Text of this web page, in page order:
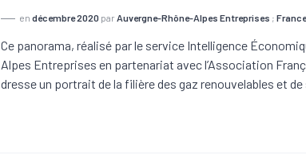
endécembre 2020 parAuvergne-Rhône-Alpes Entreprises ;
Ce panorama, réalisé par le service Intelligence
Alpes Entreprises en partenariat avec l’Association
dresse un portrait de la filière des gaz renouvelables et